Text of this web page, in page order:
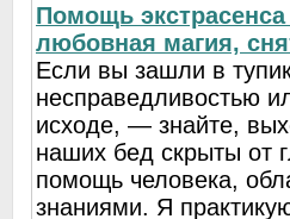
Помощь
любовная магия,
Если вы зашли в
несправедливостью
исходе, — знайте,
наших бед скрыты от
помощь человека,
знаниями. Я